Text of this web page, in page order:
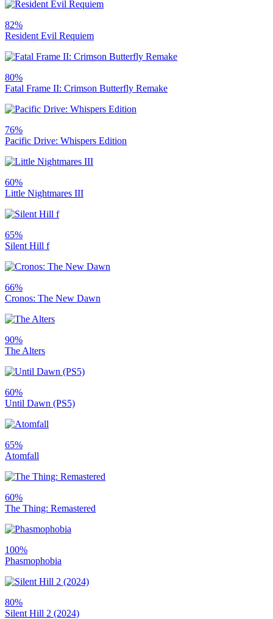
82%
Resident Evil Requiem
80%
Fatal Frame II: Crimson Butterfly Remake
76%
Pacific Drive: Whispers Edition
60%
Little Nightmares III
65%
Silent Hill f
66%
Cronos: The New Dawn
90%
The Alters
60%
Until Dawn (PS5)
65%
Atomfall
60%
The Thing: Remastered
100%
Phasmophobia
80%
Silent Hill 2 (2024)